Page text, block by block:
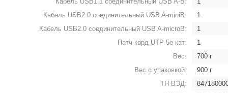
Кабель USB2.0 соединительный USB A-miniB:
1
Кабель USB2.0 соединительный USB A-microB:
1
Патч-корд UTP-5e кат:
1
Вес:
700 г
Вес с упаковкой:
900 г
ТН ВЭД: